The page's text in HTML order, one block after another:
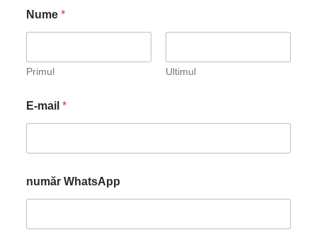
Nume *
Primul Ultimul
E-mail *
număr WhatsApp